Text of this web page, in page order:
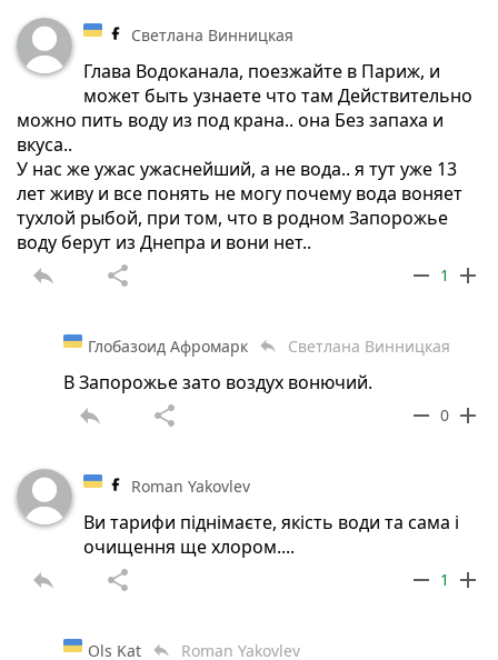
Светлана Винницкая
Глава Водоканала, поезжайте в Париж, и
может быть узнаете что там Действительно
можно пить воду из под крана.. она Без запаха и
вкуса..
У нас же ужас ужаснейший, а не вода.. я тут уже 13
лет живу и все понять не могу почему вода воняет
тухлой рыбой, при том, что в родном Запорожье
воду берут из Днепра и вони нет..
reply share remove 1 add
Глобазоид Афромарк reply Светлана Винницкая
В Запорожье зато воздух вонючий.
reply share remove 0 add
Roman Yakovlev
Ви тарифи піднімаєте, якість води та сама і
очищення ще хлором....
reply share remove 1 add
Ols Kat reply Roman Yakovlev